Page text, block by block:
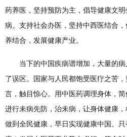
药养医，坚持预防为主，倡导健康文
病。支持社会办医，坚持中西医结合
养结合，发展健康产业。
当下的中国疾病谱增加，大量的病
了误区。国家与人民都饱受医疗之苦
言，触目惊心。用中医药调理身体，
进行未病先防，治未病，让身体健康
做到全民健康，早日实现健康中国。